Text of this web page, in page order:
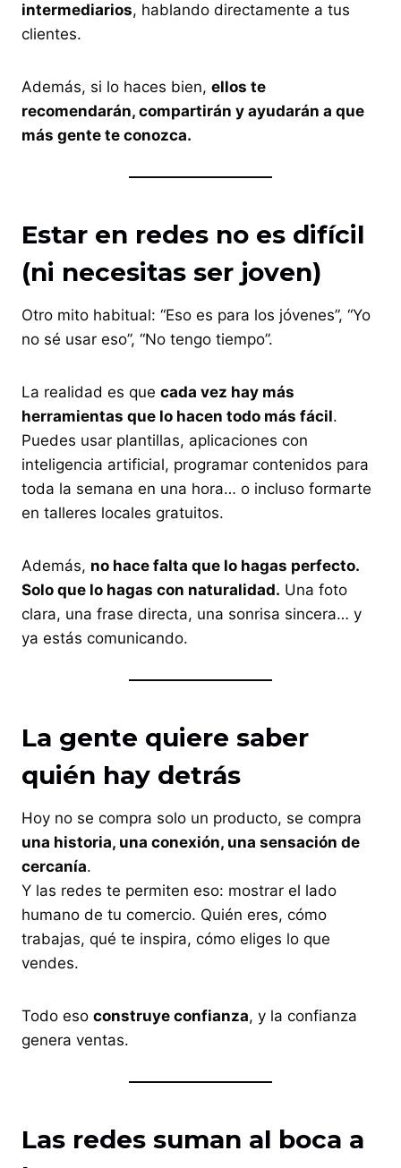
intermediarios, hablando directamente a tus
clientes.
Además, si lo haces bien, ellos te
recomendarán, compartirán y ayudarán a que
más gente te conozca.
Estar en redes no es difícil
(ni necesitas ser joven)
Otro mito habitual: “Eso es para los jóvenes”, “Yo
no sé usar eso”, “No tengo tiempo”.
La realidad es que cada vez hay más
herramientas que lo hacen todo más fácil.
Puedes usar plantillas, aplicaciones con
inteligencia artificial, programar contenidos para
toda la semana en una hora… o incluso formarte
en talleres locales gratuitos.
Además, no hace falta que lo hagas perfecto.
Solo que lo hagas con naturalidad. Una foto
clara, una frase directa, una sonrisa sincera… y
ya estás comunicando.
La gente quiere saber
quién hay detrás
Hoy no se compra solo un producto, se compra
una historia, una conexión, una sensación de
cercanía.
Y las redes te permiten eso: mostrar el lado
humano de tu comercio. Quién eres, cómo
trabajas, qué te inspira, cómo eliges lo que
vendes.
Todo eso construye confianza, y la confianza
genera ventas.
Las redes suman al boca a